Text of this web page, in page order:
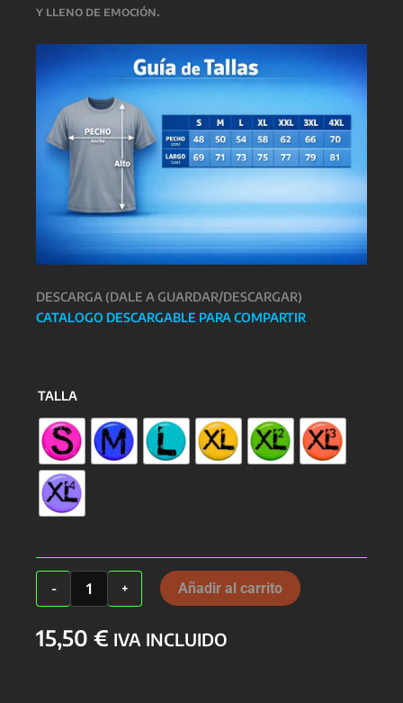
y lleno de emoción.
DESCARGA (DALE A GUARDAR/DESCARGAR)
CATALOGO DESCARGABLE PARA COMPARTIR
TALLA
-
Camiseta
cantidad
+ Añadir al carrito
15,50 € IVA INCLUIDO